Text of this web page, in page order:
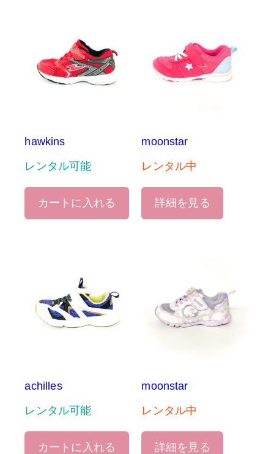
hawkins
レンタル可能
カートに入れる
moonstar
レンタル中
詳細を見る
achilles
レンタル可能
カートに入れる
moonstar
レンタル中
詳細を見る